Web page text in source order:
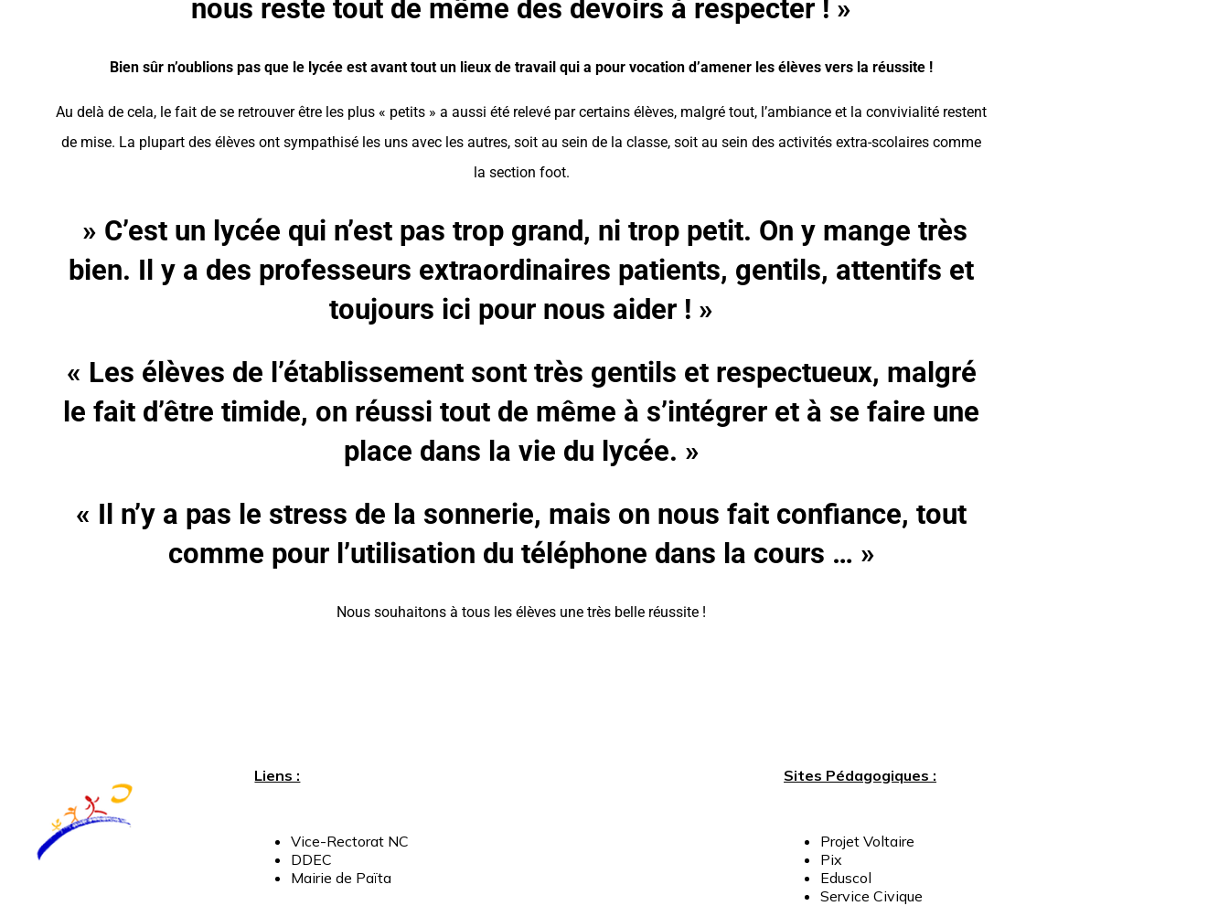
nous reste tout de même des devoirs à respecter ! »
Bien sûr n’oublions pas que le lycée est avant tout un lieux de travail qui a pour vocation d’amener les élèves vers la réussite !
Au delà de cela, le fait de se retrouver être les plus « petits » a aussi été relevé par certains élèves, malgré tout, l’ambiance et la convivialité restent
de mise. La plupart des élèves ont sympathisé les uns avec les autres, soit au sein de la classe, soit au sein des activités extra-scolaires comme
la section foot.
» C’est un lycée qui n’est pas trop grand, ni trop petit. On y mange très
bien. Il y a des professeurs extraordinaires patients, gentils, attentifs et
toujours ici pour nous aider ! »
« Les élèves de l’établissement sont très gentils et respectueux, malgré
le fait d’être timide, on réussi tout de même à s’intégrer et à se faire une
place dans la vie du lycée. »
« Il n’y a pas le stress de la sonnerie, mais on nous fait confiance, tout
comme pour l’utilisation du téléphone dans la cours … »
Nous souhaitons à tous les élèves une très belle réussite !
Liens :
Vice-Rectorat NC
DDEC
Mairiede Païta
Sites Pédagogiques :
Projet Voltaire
Pix
Eduscol
Service Civique